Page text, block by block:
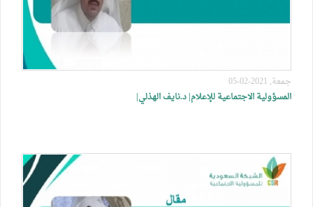
جمعة, 2021-02-05
المسؤولية الاجتماعية للإعلام| د.نايف الهذلي|